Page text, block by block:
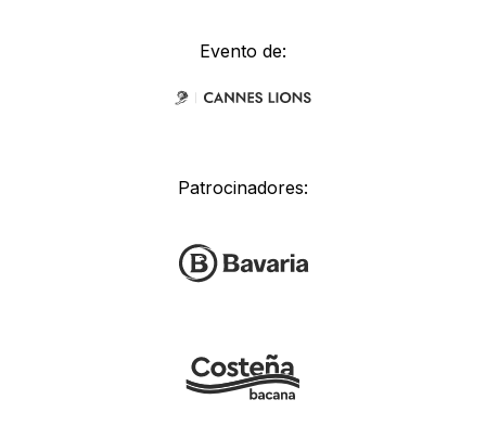
Evento de:
Patrocinadores: